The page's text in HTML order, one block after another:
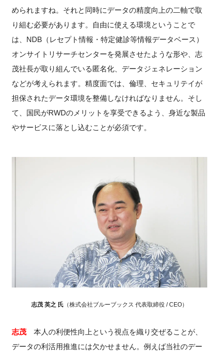
められますね。それと同時にデータの精度向上の二軸で取
り組む必要があります。自由に使える環境ということで
は、 NDB（レセプト情報・特定健診等情報データベース）
オンサイトリサーチセンターを発展させたような形や、志
茂社長が取り組んでいる匿名化、データジェネレーション
などが考えられます。精度面では、倫理、セキュリテイが
担保されたデータ環境を整備しなければなりません。そし
て、国民がRWDのメリットを享受できるよう、身近な製品
やサービスに落とし込むことが必須です。
志茂 英之 氏 （株式会社ブルーブックス 代表取締役 / CEO）
志茂本人の利便性向上という視点を織り交ぜることが、
データの利活用推進には欠かせません。例えば当社のデー